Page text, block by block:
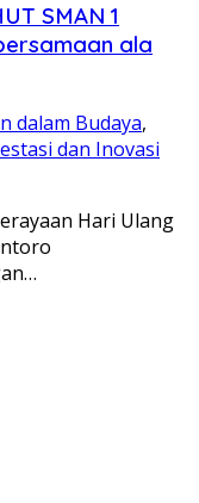
SMAN 1
ala
dalam Budaya,
dan Inovasi
Hari Ulang